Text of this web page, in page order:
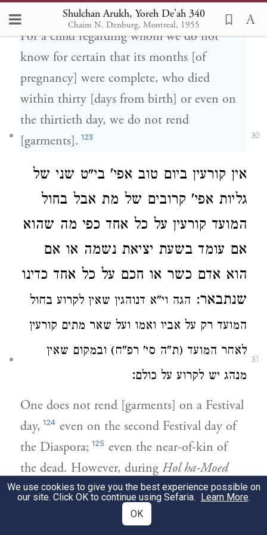
Shulchan Arukh, Yoreh De'ah 340
Chaim N. Denburg, Montreal, 1955
30
קורעיןעליו:
For a child regarding whom we do not
know for certain that its months [of
pregnancy] were complete, who died
within thirty [days from birth] or even on
the thirtieth day, we do not rend
[garments]. 123
31
אין קורעין ביום טוב אפי' בי"ט שני של
גליות אפי' קרובים של מת אבל בחול
המועד קורעין על כל אחד כפי מה שהוא
אם עומד בשעת יציאת נשמה או אם
הוא אדם כשר או חכם על כל אחד כדינו
שנתבאר: הגה וי"א דנוהגין שאין לקרוע בחול
המועד רק על אביו ואמו ועל שאר מתים קורעין
לאחר המועד (ת"ה סי' רפ"ח) ובמקום שאין
מנהג יש לקרוע על כולם:
One does not rend [garments] on a Festival
day, 124 even on the second Festival day of
the Diaspora; 125 even the near-of-kin of
the dead. However, during Hol ha-Moed
125*one rends according to whatever the
case may be, [viz.,] if one is present at the
time of the departure of the soul, or if it is
We use cookies to give you the best experience possible on
our site. Click OK to continue using Sefaria. Learn More.
OK